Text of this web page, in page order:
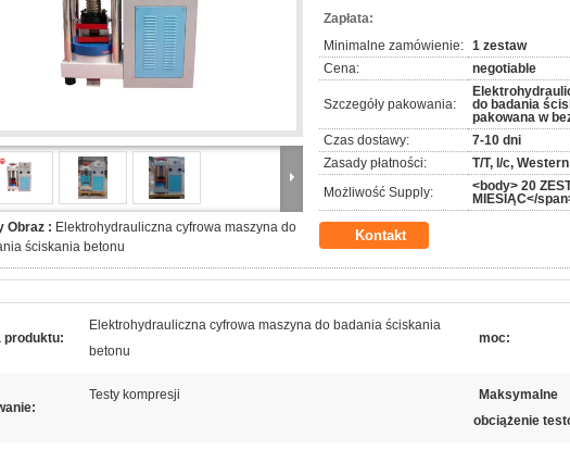
Obraz : Elektrohydrauliczna cyfrowa maszyna do
ściskania betonu
Zapłata:
Minimalne zamówienie: 1 zestaw
Cena:
negotiable
Szczegóły pakowania:
do badania
pakowana w
Czas dostawy:
7-10 dni
Zasady płatności:
T/T, l/c,
Możliwość Supply:
<body> 20
MIESIĄC</
Kontakt
produktu:
Elektrohydrauliczna cyfrowa maszyna do badania ściskania
betonu
moc:
Testy kompresji
Maksymalne
obciążenie